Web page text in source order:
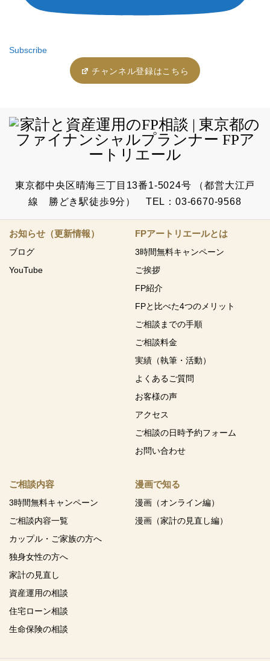
Subscribe
チャンネル登録はこちら
東京都中央区晴海三丁目13番1-5024号 （都営大江戸
線 勝どき駅徒歩9分） TEL：03-6670-9568
お知らせ（更新情報）
ブログ
YouTube
FPアートリエールとは
3時間無料キャンペーン
ご挨拶
FP紹介
FPと比べた4つのメリット
ご相談までの手順
ご相談料金
実績（執筆・活動）
よくあるご質問
お客様の声
アクセス
ご相談の日時予約フォーム
お問い合わせ
ご相談内容
3時間無料キャンペーン
ご相談内容一覧
カップル・ご家族の方へ
独身女性の方へ
家計の見直し
資産運用の相談
住宅ローン相談
生命保険の相談
漫画で知る
漫画（オンライン編）
漫画（家計の見直し編）